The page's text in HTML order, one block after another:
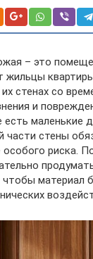
– это
жильцы
стенах со
и
есть маленькие
части стены
риска.
чтобы материал